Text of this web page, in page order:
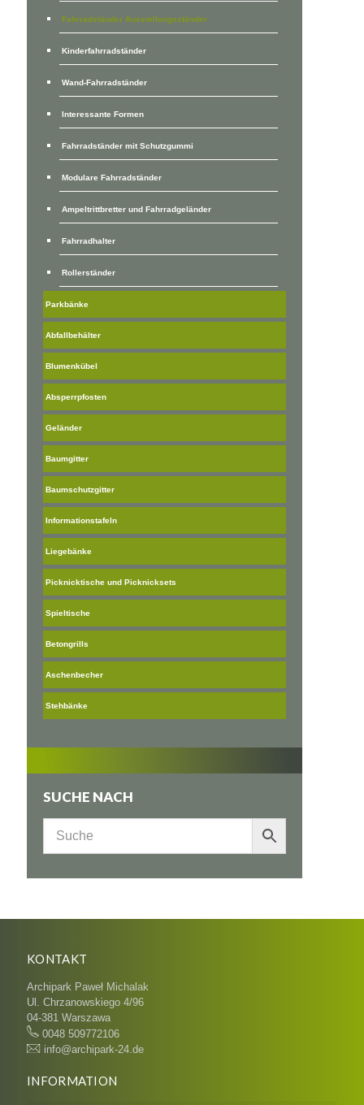
Fahrradständer Ausstellungsständer
Kinderfahrradständer
Wand-Fahrradständer
Interessante Formen
Fahrradständer mit Schutzgummi
Modulare Fahrradständer
Ampeltrittbretter und Fahrradgeländer
Fahrradhalter
Rollerständer
Parkbänke
Abfallbehälter
Blumenkübel
Absperrpfosten
Geländer
Baumgitter
Baumschutzgitter
Informationstafeln
Liegebänke
Picknicktische und Picknicksets
Spieltische
Betongrills
Aschenbecher
Stehbänke
SUCHE NACH
KONTAKT
Archipark Paweł Michalak
Ul. Chrzanowskiego 4/96
04-381 Warszawa
0048 509772106
info@archipark-24.de
INFORMATION